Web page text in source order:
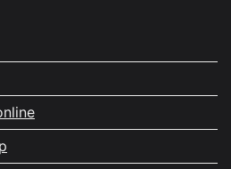
bạch – không
chi phí
máy tính tại A Chề luôn rõ